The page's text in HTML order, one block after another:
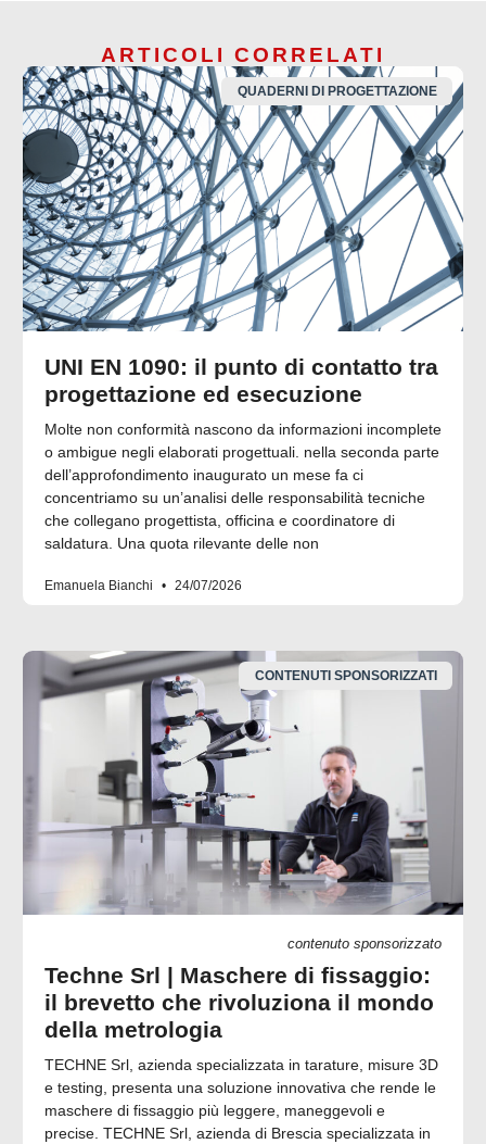
ARTICOLI CORRELATI
QUADERNI DI PROGETTAZIONE
UNI EN 1090: il punto di contatto tra
progettazione ed esecuzione
Molte non conformità nascono da informazioni incomplete
o ambigue negli elaborati progettuali. nella seconda parte
dell’approfondimento inaugurato un mese fa ci
concentriamo su un’analisi delle responsabilità tecniche
che collegano progettista, officina e coordinatore di
saldatura. Una quota rilevante delle non
Emanuela Bianchi 24/07/2026
CONTENUTI SPONSORIZZATI
contenuto sponsorizzato
Techne Srl | Maschere di fissaggio:
il brevetto che rivoluziona il mondo
della metrologia
TECHNE Srl, azienda specializzata in tarature, misure 3D
e testing, presenta una soluzione innovativa che rende le
maschere di fissaggio più leggere, maneggevoli e
precise. TECHNE Srl, azienda di Brescia specializzata in